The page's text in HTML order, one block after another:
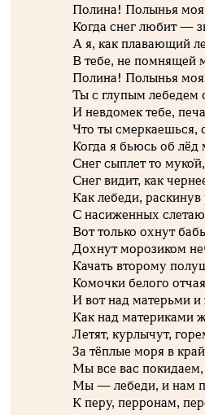
Полина! Полынья
Когда снег любит —
А я, как плавающий
В тебе, не помнящей
Полина! Полынья
Ты с глупым лебедем
И невдомек тебе,
Что ты смеркаешься,
Когда я бьюсь об лёд
Снег сыплет то
Снег видит, как
Как лебеди, раскинув
С насиженных
Вот только охнут
Дохнут морозиком
Качать второму
Комочки белого
И вот над матерьми
Как над материками
Летят, курлычут,
За тёплые моря в
Мы все вас
Мы — лебеди, и нам
К перу, перронам,